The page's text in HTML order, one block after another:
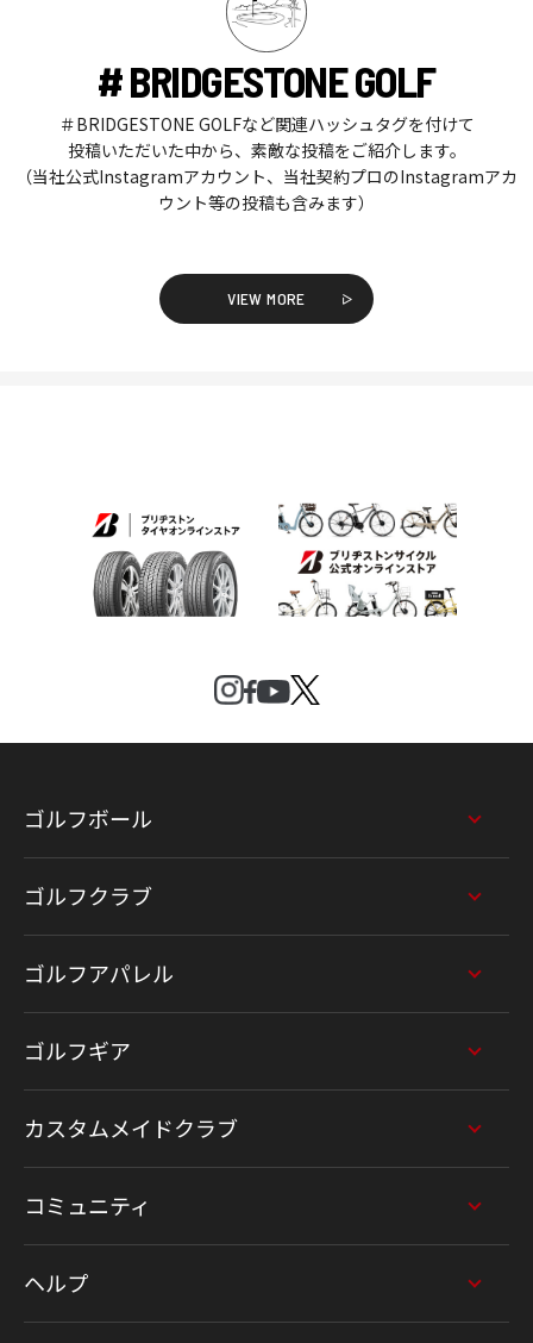
# BRIDGESTONE GOLF
＃BRIDGESTONE GOLFなど関連ハッシュタグを付けて
投稿いただいた中から、素敵な投稿をご紹介します。
（当社公式Instagramアカウント、当社契約プロのInstagramアカ
ウント等の投稿も含みます）
VIEW MORE
ゴルフボール
ゴルフクラブ
ゴルフアパレル
ゴルフギア
カスタムメイドクラブ
コミュニティ
ヘルプ